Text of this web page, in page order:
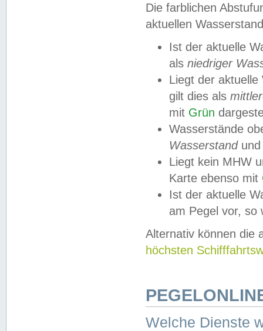
Die farblichen
aktuellen
Ist der aktuelle
als niedriger
Liegt der
gilt dies als
mit Grün
Wasserstände
Wasserstandund
Liegt kein MHW
Karte ebenso mit
Ist der aktuelle
am Pegel vor,
Alternativ können die
höchsten
Welche Dienste